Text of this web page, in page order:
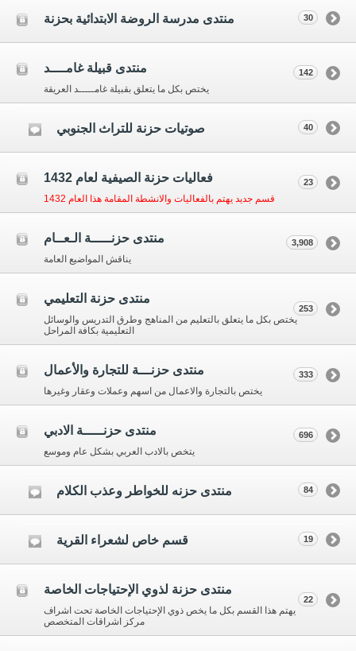
منتدى مدرسة الروضة الابتدائية بحزنة 30
منتدى قبيلة غامــــد
يختص بكل ما يتعلق بقبيلة غامـــــد العريقة
142
صوتيات حزنة للتراث الجنوبي 40
فعاليات حزنة الصيفية لعام 1432
قسم جديد يهتم بالفعاليات والانشطة المقامة هذا العام 1432
23
منتدى حزنـــــة الـعــام
يناقش المواضيع العامة
3,908
منتدى حزنة التعليمي
يختص بكل ما يتعلق بالتعليم من المناهج وطرق التدريس والوسائل
التعليمية بكافة المراحل
253
منتدى حزنـــة للتجارة والأعمال
يختص بالتجارة والاعمال من اسهم وعملات وعقار وغيرها
333
منتدى حزنـــــة الادبي
يتخص بالادب العربي بشكل عام وموسع
696
منتدى حزنه للخواطر وعذب الكلام 84
قسم خاص لشعراء القرية 19
منتدى حزنة لذوي الإحتياجات الخاصة
يهتم هذا القسم بكل ما يخص ذوي الإحتياجات الخاصة تحت اشراف
مركز اشراقات المتخصص
22